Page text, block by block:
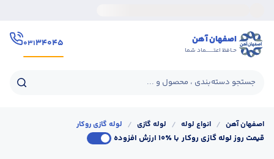
اصفهان آهن
حـافظ اعتــــــماد شما
۳۴۰۴۵۰۳۱
جستجو دسته‌بندی ، محصول و ...
اصفهان آهن / انواع لوله / لوله گازی / لوله گازی روکار
قیمت روز لوله گازی روکار با ٪۱۰ ارزش افزوده